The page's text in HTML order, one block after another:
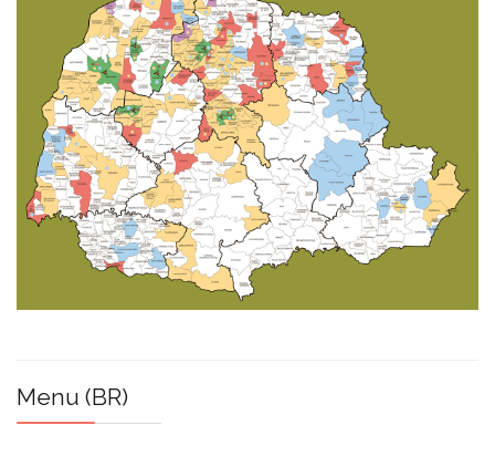
Menu (BR)